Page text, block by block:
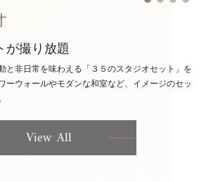
が撮り放題
と非日常を味わえる「３５のスタジオセット」を
ーウォールやモダンな和室など、イメージのセッ
View All